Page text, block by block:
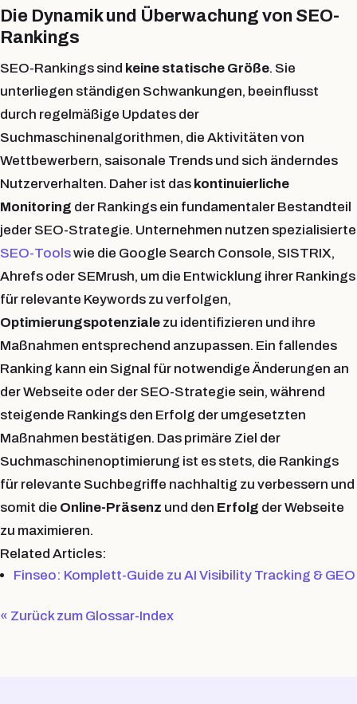
Die Dynamik und Überwachung von SEO-
Rankings
SEO-Rankings sind keine statische Größe. Sie
unterliegen ständigen Schwankungen, beeinflusst
durch regelmäßige Updates der
Suchmaschinenalgorithmen, die Aktivitäten von
Wettbewerbern, saisonale Trends und sich änderndes
Nutzerverhalten. Daher ist das kontinuierliche
Monitoring der Rankings ein fundamentaler Bestandteil
jeder SEO-Strategie. Unternehmen nutzen spezialisierte
SEO-Toolswie die Google Search Console, SISTRIX,
Ahrefs oder SEMrush, um die Entwicklung ihrer Rankings
für relevante Keywords zu verfolgen,
Optimierungspotenziale zu identifizieren und ihre
Maßnahmen entsprechend anzupassen. Ein fallendes
Ranking kann ein Signal für notwendige Änderungen an
der Webseite oder der SEO-Strategie sein, während
steigende Rankings den Erfolg der umgesetzten
Maßnahmen bestätigen. Das primäre Ziel der
Suchmaschinenoptimierung ist es stets, die Rankings
für relevante Suchbegriffe nachhaltig zu verbessern und
somit die Online-Präsenz und den Erfolg der Webseite
zu maximieren.
Related Articles:
Finseo: Komplett-Guide zu AI Visibility Tracking & GEO
« Zurück zum Glossar-Index